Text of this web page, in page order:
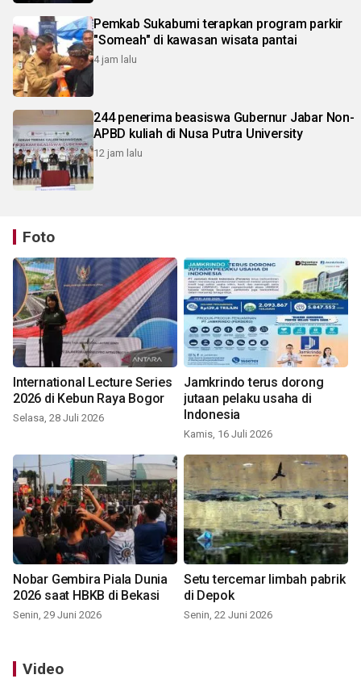
Pemkab Sukabumi terapkan program parkir
"Someah" di kawasan wisata pantai
4 jam lalu
244 penerima beasiswa Gubernur Jabar Non-
APBD kuliah di Nusa Putra University
12 jam lalu
Foto
International Lecture Series
2026 di Kebun Raya Bogor
Selasa, 28 Juli 2026
Jamkrindo terus dorong
jutaan pelaku usaha di
Indonesia
Kamis, 16 Juli 2026
Nobar Gembira Piala Dunia
2026 saat HBKB di Bekasi
Senin, 29 Juni 2026
Setu tercemar limbah pabrik
di Depok
Senin, 22 Juni 2026
Video